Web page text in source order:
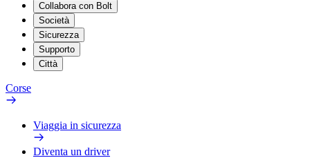
Collabora con Bolt
Società
Sicurezza
Supporto
Città
Corse
Viaggia in sicurezza
Diventa un driver